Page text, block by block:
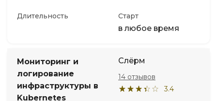
Длительность Старт
в любое время
Мониторинг и
логирование
инфраструктуры в
Kubernetes
Слёрм
3.4
14 отзывов